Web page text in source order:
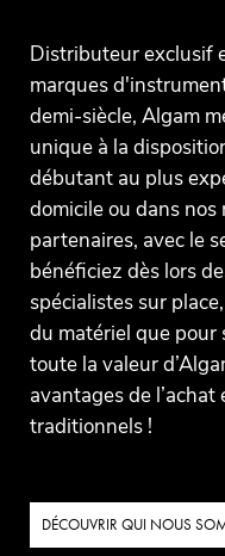
Distributeur exclusif
marques
demi-siècle, Algam
unique à la
débutant au plus
domicile ou dans
partenaires, avec le
bénéficiez dès lors
spécialistes sur
du matériel que pour
toute la valeur
avantages de
traditionnels !
DÉCOUVRIR QUI NOUS